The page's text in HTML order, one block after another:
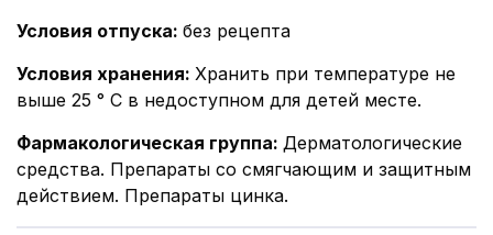
Условия отпуска: без рецепта
Условия хранения: Хранить при температуре не
выше 25 ° С в недоступном для детей месте.
Фармакологическая группа: Дерматологические
средства. Препараты со смягчающим и защитным
действием. Препараты цинка.